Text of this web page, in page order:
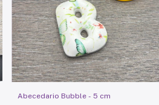
Abecedario Bubble - 5 cm